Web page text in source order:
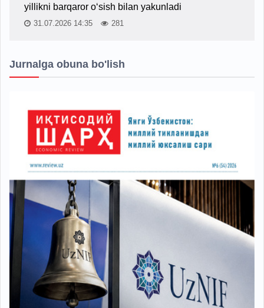
yillikni barqaror o‘sish bilan yakunladi
31.07.2026 14:35 281
Jurnalga obuna bo'lish